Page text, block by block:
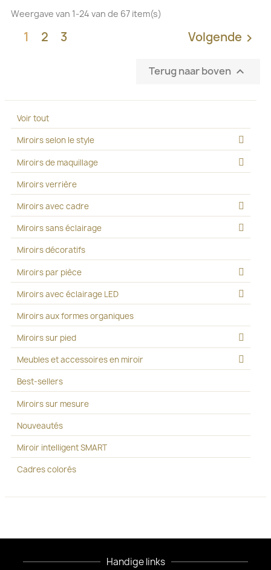
Voir tout
Miroirs selon le style
Miroirs de maquillage
Miroirs verrière
Miroirs avec cadre
Miroirs sans éclairage
Miroirs décoratifs
Miroirs par pièce
Miroirs avec éclairage LED
Miroirs aux formes organiques
Miroirs sur pied
Meubles et accessoires en miroir
Best-sellers
Miroirs sur mesure
Nouveautés
Miroir intelligent SMART
Cadres colorés
Weergave van 1-24 van de 67 item(s)
1 2 3 Volgende 
Terug naar boven 
Handige links